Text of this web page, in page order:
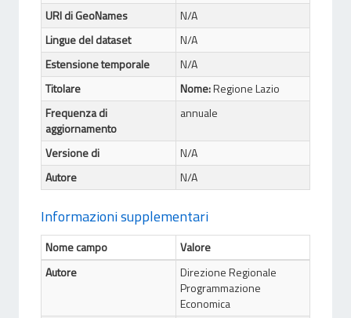
URI di GeoNames
N/A
Lingue del dataset
N/A
Estensione temporale
N/A
Titolare
Nome:Regione Lazio
Frequenza di
aggiornamento
annuale
Versione di
N/A
Autore
N/A
Informazioni supplementari
Nome campo
Valore
Autore
Direzione Regionale
Programmazione
Economica